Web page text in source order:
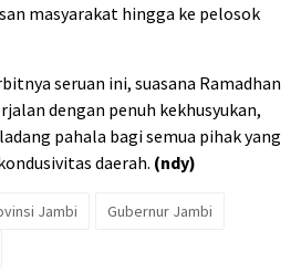
masyarakat hingga ke pelosok
seruan ini, suasana Ramadhan
dengan penuh kekhusyukan,
pahala bagi semua pihak yang
daerah. (ndy)
Jambi
Gubernur Jambi